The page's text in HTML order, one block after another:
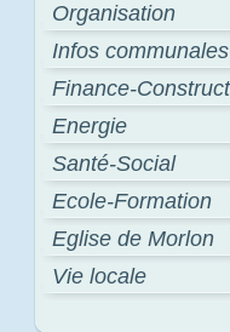
Organisation
Infos communales
Finance-
Energie
Santé-Social
Ecole-Formation
Eglise de Morlon
Vie locale